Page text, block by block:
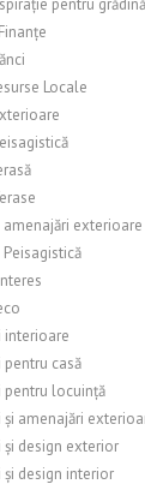
pentru grădină
Locale
amenajări exterioare
Peisagistică
interioare
pentru casă
pentru locuință
și amenajări
și design exterior
și design interior